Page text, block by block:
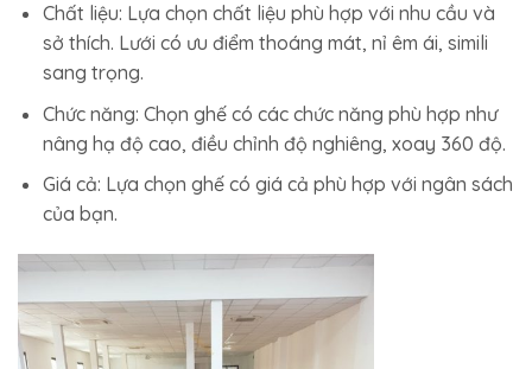
Chất liệu: Lựa chọn chất liệu phù hợp với nhu cầu và
sở thích. Lưới có ưu điểm thoáng mát, nỉ êm ái, simili
sang trọng.
Chức năng: Chọn ghế có các chức năng phù hợp như
nâng hạ độ cao, điều chỉnh độ nghiêng, xoay 360 độ.
Giá cả: Lựa chọn ghế có giá cả phù hợp với ngân sách
của bạn.